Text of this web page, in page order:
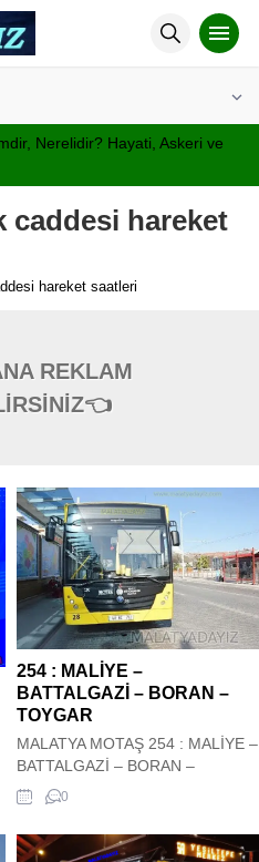
Nerelidir? Hayati, Askeri ve
caddesi hareket
hareket saatleri
REKLAM
254 : MALİYE –
BATTALGAZİ – BORAN –
TOYGAR
MALATYA MOTAŞ 254 : MALİYE –
BATTALGAZİ – BORAN –
TOYGAR OTOBÜS HAREKET
SAATLERİ Malatya Motaş Şehir içi
254 : MALİYE – BATTALGAZİ –
BORAN – TOYGAR Otobüs Kalkış
0